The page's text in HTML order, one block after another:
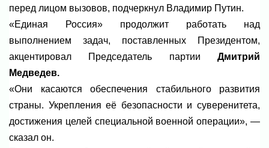
перед лицом вызовов, подчеркнул Владимир Путин.
«Единая Россия» продолжит работать над
выполнением задач, поставленных Президентом,
акцентировал Председатель партии Дмитрий
Медведев.
«Они касаются обеспечения стабильного развития
страны. Укрепления её безопасности и суверенитета,
достижения целей специальной военной операции», —
сказал он.